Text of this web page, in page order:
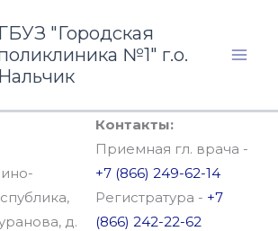
ГБУЗ "Городская
№1" г.о.
Нальчик
д.
Контакты:
Приемная гл. врача -
+7 (866) 249-62-14
Регистратура - +7
(866) 242-22-62